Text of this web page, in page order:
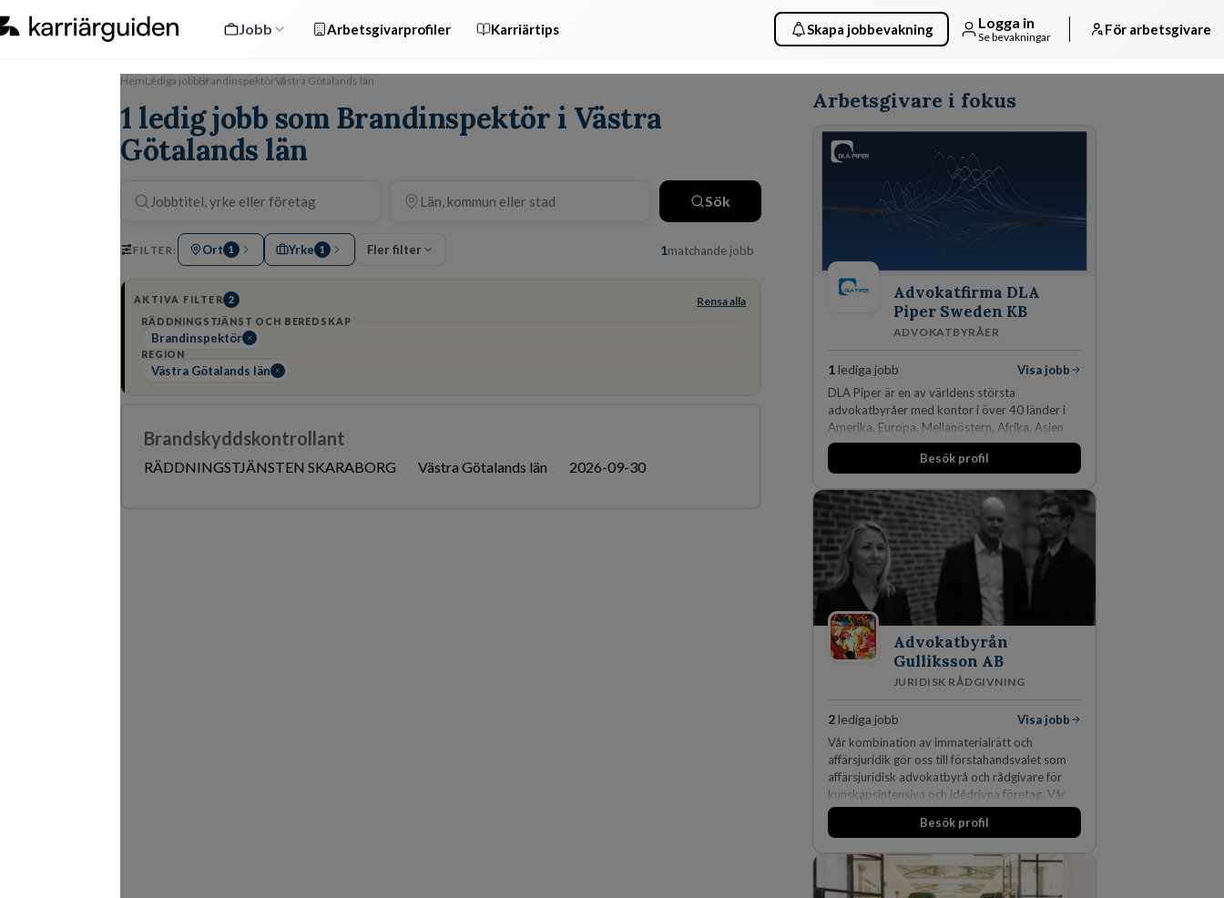
Jobb Arbetsgivarprofiler Karriärtips Skapa jobbevakning Logga in
Se bevakningar För arbetsgivare
HemLediga jobbBrandinspektörVästra Götalands län
1 ledig jobb som Brandinspektör i Västra
Götalands län
Sök
FILTER: Ort 1 Yrke 1 Fler filter 1matchande jobb
AKTIVA FILTER 2 Rensa alla
RÄDDNINGSTJÄNST OCH BEREDSKAP
Brandinspektör
REGION
Västra Götalands län
Brandskyddskontrollant
RÄDDNINGSTJÄNSTEN SKARABORG Västra Götalands län 2026-09-30
Arbetsgivare i fokus
Advokatfirma DLA
Piper Sweden KB
ADVOKATBYRÅER
1lediga jobb
Visa jobb
DLA Piper är en av världens största
advokatbyråer med kontor i över 40 länder i
Amerika, Europa, Mellanöstern, Afrika, Asien
och Oceanien. Vi är specialister inom
affärsjuridikens alla områden och vi har några
fler än 450 jurister på fem kontor i Stockholm,
Köpenhamn, Århus, Oslo och Helsingfors kan vi
på DLA Piper erbjuda våra klienter en unik,
effektiv och gränsöverskridande nordisk
expertis. På vårt kontor i centrala Stockholm är
vi idag drygt 240 medarbetare.
Besök profil
Advokatbyrån
Gulliksson AB
JURIDISK RÅDGIVNING
2lediga jobb
Visa jobb
Vår kombination av immaterialrätt och
affärsjuridik gör oss till förstahandsvalet som
affärsjuridisk advokatbyrå och rådgivare för
kunskapsintensiva och idédrivna företag. Vår
expertis inom IP-tillgångar har gett oss en
marknadsledande position. Våra klienter väljer
skydda, utveckla och kommersialisera
företagets viktigaste tillgångar.
Besök profil